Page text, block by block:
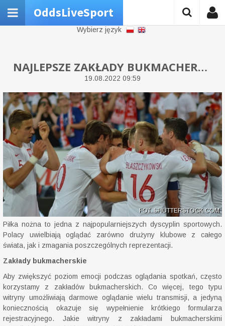
OddsLiveSport
Wybierz język
NAJLEPSZE ZAKŁADY BUKMACHERSKIE DO OBSTAWIANIA MECZÓW PIŁKI NOŻNEJ
19.08.2022 09:59
FOT. SHUTTERSTOCK.COM
Piłka nożna to jedna z najpopularniejszych dyscyplin sportowych.
Polacy uwielbiają oglądać zarówno drużyny klubowe z całego
świata, jak i zmagania poszczególnych reprezentacji.
Zakłady bukmacherskie
Aby zwiększyć poziom emocji podczas oglądania spotkań, często
korzystamy z zakładów bukmacherskich. Co więcej, tego typu
witryny umożliwiają darmowe oglądanie wielu transmisji, a jedyną
koniecznością okazuje się wypełnienie krótkiego formularza
rejestracyjnego. Jakie witryny z zakładami bukmacherskimi